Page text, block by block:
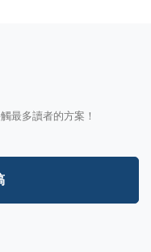
最多讀者的方案！